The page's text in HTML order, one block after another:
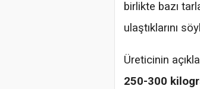
birlikte bazı
ulaştıklarını
Üreticinin
250-300